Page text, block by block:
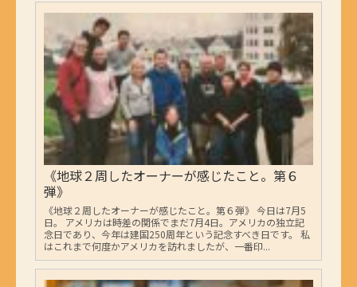
《地球２周したオーナーが感じたこと。第６
弾》
《地球２周したオーナーが感じたこと。第６弾》 今日は7月5
日。 アメリカは時差の関係でまだ7月4日。アメリカの独立記
念日であり、今年は建国250周年という記念すべき日です。 私
はこれまで何度かアメリカを訪れましたが、一番印...